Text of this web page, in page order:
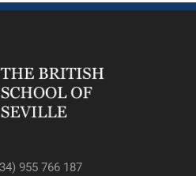
955 766 187